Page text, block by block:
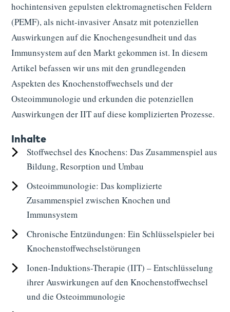
hochintensiven gepulsten elektromagnetischen Feldern
(PEMF), als nicht-invasiver Ansatz mit potenziellen
Auswirkungen auf die Knochengesundheit und das
Immunsystem auf den Markt gekommen ist. In diesem
Artikel befassen wir uns mit den grundlegenden
Aspekten des Knochenstoffwechsels und der
Osteoimmunologie und erkunden die potenziellen
Auswirkungen der IIT auf diese komplizierten Prozesse.
Inhalte
Stoffwechsel des Knochens: Das Zusammenspiel aus
Bildung, Resorption und Umbau
Osteoimmunologie: Das komplizierte
Zusammenspiel zwischen Knochen und
Immunsystem
Chronische Entzündungen: Ein Schlüsselspieler bei
Knochenstoffwechselstörungen
Ionen-Induktions-Therapie (IIT) – Entschlüsselung
ihrer Auswirkungen auf den Knochenstoffwechsel
und die Osteoimmunologie